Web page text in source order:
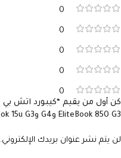
0
0
0
0
0
EliteBook 850 G3 وG4 وZBook 15u G3 وG4 – فريم فضي”
لن يتم نشر عنوان بريدك الإلكتروني.